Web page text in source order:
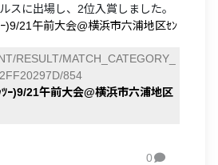
スに出場し、2位入賞しました。
ｰ)9/21午前大会@横浜市六浦地区ｾﾝ
RESULT/MATCH_CATEGORY_
854
ﾂｰ)9/21午前大会@横浜市六浦地区
0